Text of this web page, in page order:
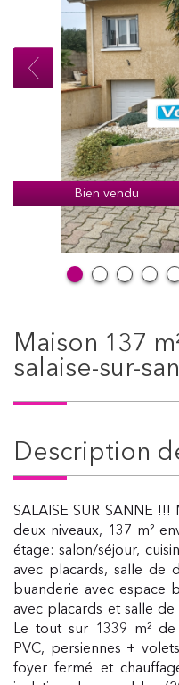
Bien vendu
maison 137 m² - 5 pièces -
salaise-sur-
description
SALAISE SUR SANNE
deux niveaux, 137 m²
étage: salon/séjour,
avec placards, salle de
buanderie avec espace
avec placards et salle
Le tout sur 1339 m²
PVC, persiennes +
foyer fermé et